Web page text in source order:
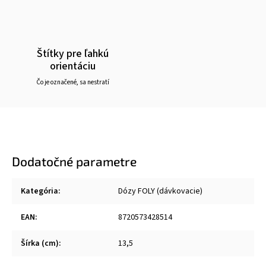
Štítky pre ľahkú
orientáciu
Čo je označené, sa nestratí
Dodatočné parametre
Kategória: Dózy FOLY (dávkovacie)
EAN: 8720573428514
Šírka (cm): 13,5